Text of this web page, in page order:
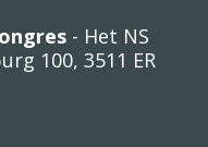
- Het NS
100, 3511 ER